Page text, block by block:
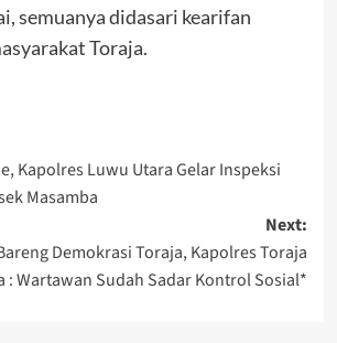
semuanya didasari kearifan
Toraja.
Kapolres Luwu Utara Gelar Inspeksi
Masamba
Next:
Demokrasi Toraja, Kapolres Toraja
: Wartawan Sudah Sadar Kontrol Sosial*